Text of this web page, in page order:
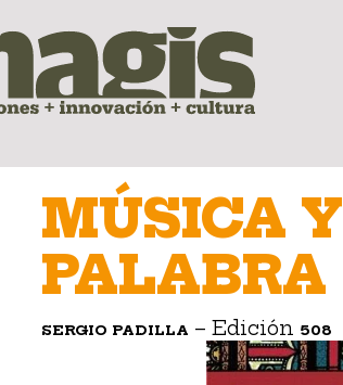
MÚSICA Y
PALABRA
SERGIO PADILLA – Edición 508